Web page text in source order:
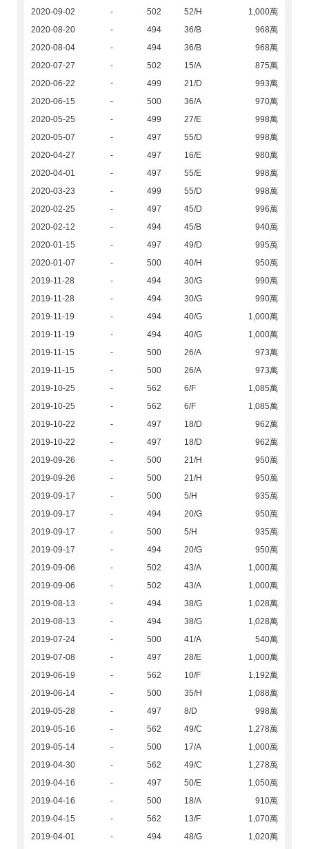
2020-09-02
- 502 52/H
1,000萬
2020-08-20
- 494 36/B
968萬
2020-08-04
- 494 36/B
968萬
2020-07-27
- 502 15/A
875萬
2020-06-22
- 499 21/D
993萬
2020-06-15
- 500 36/A
970萬
2020-05-25
- 499 27/E
998萬
2020-05-07
- 497 55/D
998萬
2020-04-27
- 497 16/E
980萬
2020-04-01
- 497 55/E
998萬
2020-03-23
- 499 55/D
998萬
2020-02-25
- 497 45/D
996萬
2020-02-12
- 494 45/B
940萬
2020-01-15
- 497 49/D
995萬
2020-01-07
- 500 40/H
950萬
2019-11-28
- 494 30/G
990萬
2019-11-28
- 494 30/G
990萬
2019-11-19
- 494 40/G
1,000萬
2019-11-19
- 494 40/G
1,000萬
2019-11-15
- 500 26/A
973萬
2019-11-15
- 500 26/A
973萬
2019-10-25
- 562 6/F
1,085萬
2019-10-25
- 562 6/F
1,085萬
2019-10-22
- 497 18/D
962萬
2019-10-22
- 497 18/D
962萬
2019-09-26
- 500 21/H
950萬
2019-09-26
- 500 21/H
950萬
2019-09-17
- 500 5/H
935萬
2019-09-17
- 494 20/G
950萬
2019-09-17
- 500 5/H
935萬
2019-09-17
- 494 20/G
950萬
2019-09-06
- 502 43/A
1,000萬
2019-09-06
- 502 43/A
1,000萬
2019-08-13
- 494 38/G
1,028萬
2019-08-13
- 494 38/G
1,028萬
2019-07-24
- 500 41/A
540萬
2019-07-08
- 497 28/E
1,000萬
2019-06-19
- 562 10/F
1,192萬
2019-06-14
- 500 35/H
1,088萬
2019-05-28
- 497 8/D
998萬
2019-05-16
- 562 49/C
1,278萬
2019-05-14
- 500 17/A
1,000萬
2019-04-30
- 562 49/C
1,278萬
2019-04-16
- 497 50/E
1,050萬
2019-04-16
- 500 18/A
910萬
2019-04-15
- 562 13/F
1,070萬
2019-04-01
- 494 48/G
1,020萬